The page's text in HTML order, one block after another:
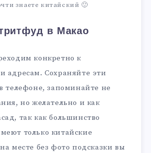
знаете китайский 🙂
в Макао
конкретно к
адресам. Сохраняйте эти
телефоне, запоминайте не
но желательно и как
так как большинство
только китайские
месте без фото подсказки вы